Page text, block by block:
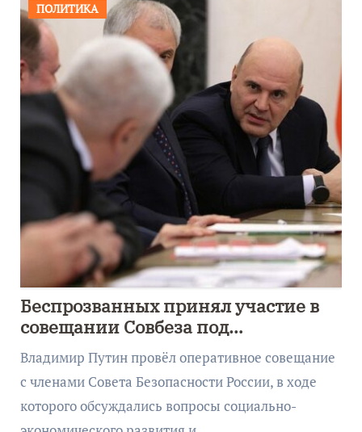
ПОЛИТИКА
Беспрозванных принял участие в
совещании Совбеза под
руководством Путина
Владимир Путин провёл оперативное совещание
с членами Совета Безопасности России, в ходе
которого обсуждались вопросы социально-